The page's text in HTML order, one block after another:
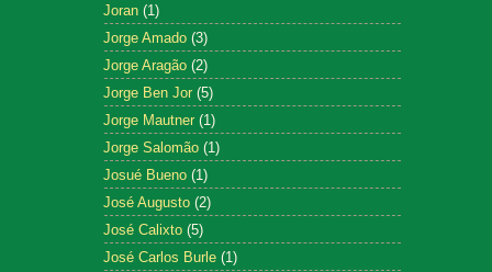
Joran (1)
Jorge Amado (3)
Jorge Aragão (2)
Jorge Ben Jor (5)
Jorge Mautner (1)
Jorge Salomão (1)
Josué Bueno (1)
José Augusto (2)
José Calixto (5)
José Carlos Burle (1)